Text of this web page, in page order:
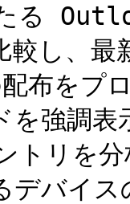
る
較し、
布をプ
を強調表
トリを
デバイ